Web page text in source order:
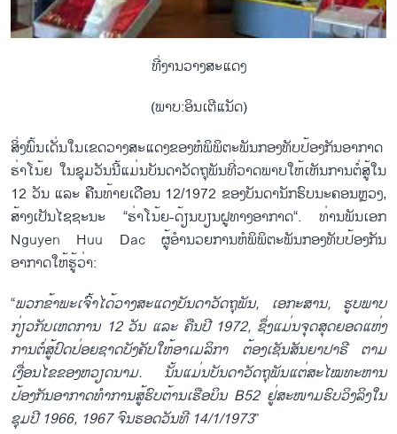
ທີ່​ງານ​ວາງສະ​ແດງ
(ພາບ:ອິນ​ເຕີ​ແນັດ)
ສິ່ງພົ້ນ​ເດັ່ນ​​ໃນ​​ເຂດ​ວາງສະ​ແດງ​ຂອງ​ຫໍພິພິຕະພັນ​ກອງທັບປ້ອງ​ກັນ​ອາກາດ​
ຮ່າ​ໂນ້ຍ ​ໃນ​ຊຸມ​ວັນ​ນີ້​ແມ່ນ​ບັນດາ​ວັດຖຸ​ພັນ​ທີ່​ວາດ​ພາບ​ໃຫ້​ເຫັນ​ການ​ຕໍ່ສູ້​ໃນ​
12 ວັນ ​ແລະ ຄືນ​ທ້າຍ​ເດືອນ 12/1972 ຂອງ​ບັນດາ​ນັກຮົບ​ນະຄອນຫຼວງ,
ສ້າງ​ເປັນ​ໄຊຊະນະ “ຮ່າ​ໂນ້ຍ-ດ້ຽນບຽນ​ຝູທາງ​ອາກາດ“. ທ່ານ​ພັນ​ເອກ
Nguyen Huu Dac ຜູ້ອຳນວຍການ​ຫໍພິພິຕະພັນ​ກອງທັບປ້ອງ​ກັນ​
ອາກາດ​​ໃຫ້​ຮູ້​ວ່າ:
“​​ພວກ​ຂ້າພະ​ເຈົ້າ​ໄດ້​ວາງສະ​ແດງ​ບັນດາ​ວັດຖຸ​ພັນ, ​ເອກະສານ, ຮູບ​ພາບ​
ກ່ຽວ​ກັບ​ເຫດການ 12 ວັນ ​ແລະ ຄືນ​ປີ 1972, ຊຶ່ງ​ແມ່ນຈຸດ​ສຸດ​ຍອດ​​ແຫ່ງ
ການ​ຕໍ່ສູ້​ປົດ​ປ່ອຍ​ຊາດ​ບັງຄັບ​ໃຫ້​ອາ​ເມ​ລິ​ກາ ຕ້ອງ​ເຊັນ​ສັນຍາ​ປາຣີ ຕາມ​​
ເງື່ອນ​ໄຂຂອງ​ຫວຽດນາມ. ນັ້ນ​ແມ່ນ​ບັນດາ​ວັດຖຸ​ພັນ​ແຕ່​ສະ​ໄໝທະຫານ​
ປ້ອງ​ກັນ​ອາກາດ​ທຳ​ການ​ສູ້​ຮົບ​ຕ້ານເຮືອບິນ B52ຢູ່​ສະໜາມ​ຮົບ​ວິ​ງລິງ​ໃນ​
ຊຸມ​ປີ 1966, 1967 ຈົນ​ຮອດ​ວັນ​ທີ 14/1/1973”